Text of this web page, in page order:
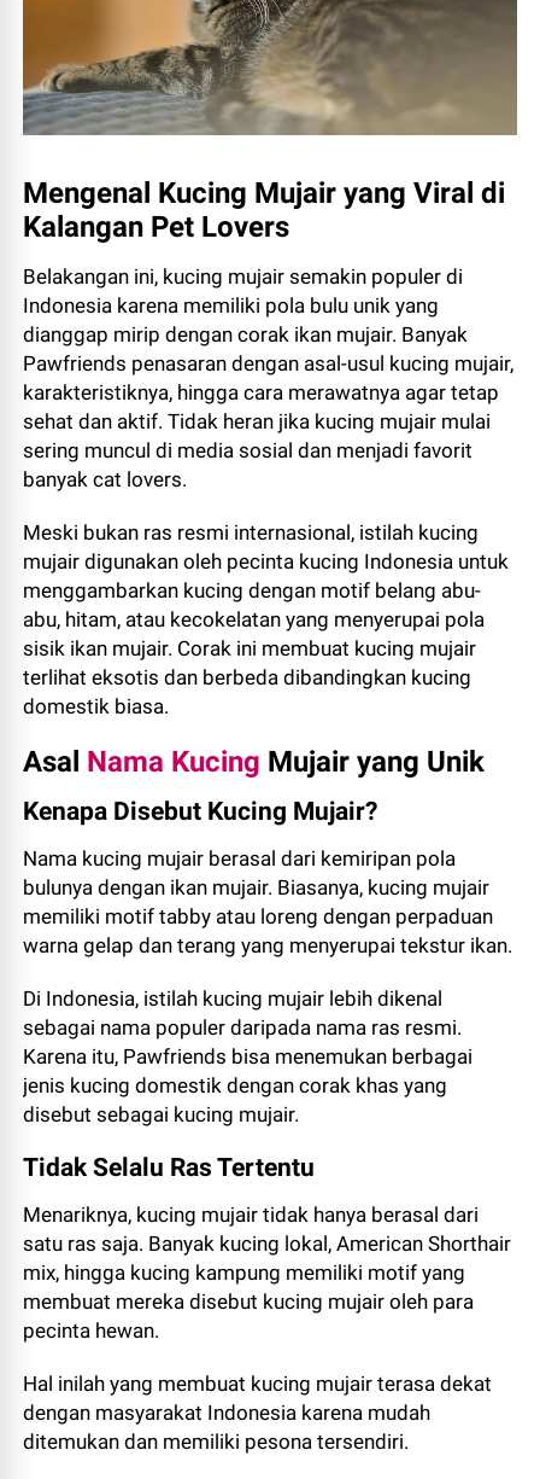
Mengenal Kucing Mujair yang Viral di
Kalangan Pet Lovers
Belakangan ini, kucing mujair semakin populer di
Indonesia karena memiliki pola bulu unik yang
dianggap mirip dengan corak ikan mujair. Banyak
Pawfriends penasaran dengan asal-usul kucing mujair,
karakteristiknya, hingga cara merawatnya agar tetap
sehat dan aktif. Tidak heran jika kucing mujair mulai
sering muncul di media sosial dan menjadi favorit
banyak cat lovers.
Meski bukan ras resmi internasional, istilah kucing
mujair digunakan oleh pecinta kucing Indonesia untuk
menggambarkan kucing dengan motif belang abu-
abu, hitam, atau kecokelatan yang menyerupai pola
sisik ikan mujair. Corak ini membuat kucing mujair
terlihat eksotis dan berbeda dibandingkan kucing
domestik biasa.
Asal Nama Kucing Mujair yang Unik
Kenapa Disebut Kucing Mujair?
Nama kucing mujair berasal dari kemiripan pola
bulunya dengan ikan mujair. Biasanya, kucing mujair
memiliki motif tabby atau loreng dengan perpaduan
warna gelap dan terang yang menyerupai tekstur ikan.
Di Indonesia, istilah kucing mujair lebih dikenal
sebagai nama populer daripada nama ras resmi.
Karena itu, Pawfriends bisa menemukan berbagai
jenis kucing domestik dengan corak khas yang
disebut sebagai kucing mujair.
Tidak Selalu Ras Tertentu
Menariknya, kucing mujair tidak hanya berasal dari
satu ras saja. Banyak kucing lokal, American Shorthair
mix, hingga kucing kampung memiliki motif yang
membuat mereka disebut kucing mujair oleh para
pecinta hewan.
Hal inilah yang membuat kucing mujair terasa dekat
dengan masyarakat Indonesia karena mudah
ditemukan dan memiliki pesona tersendiri.